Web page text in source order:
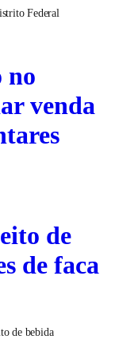
Federal
no
venda
de
de faca
de bebida